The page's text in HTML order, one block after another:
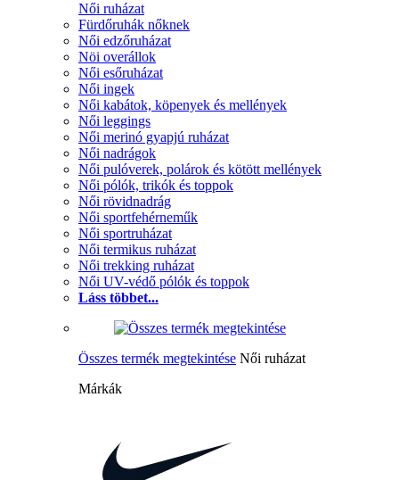
Női ruházat
Fürdőruhák nőknek
Női edzőruházat
Nöi overállok
Női esőruházat
Női ingek
Női kabátok, köpenyek és mellények
Női leggings
Női merinó gyapjú ruházat
Női nadrágok
Női pulóverek, polárok és kötött mellények
Női pólók, trikók és toppok
Női rövidnadrág
Női sportfehérneműk
Női sportruházat
Női termikus ruházat
Női trekking ruházat
Női UV-védő pólók és toppok
Láss többet...
Összes termék megtekintése Női ruházat
Márkák